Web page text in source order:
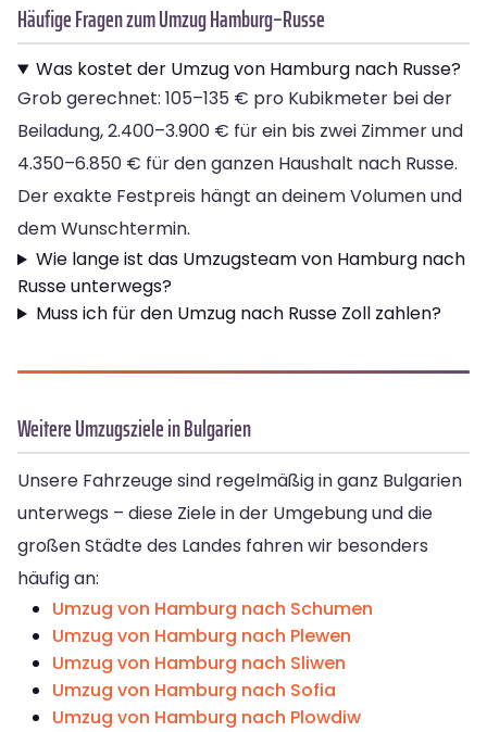
Häufige Fragen zum Umzug Hamburg–Russe
Was kostet der Umzug von Hamburg nach Russe?
Grob gerechnet: 105–135 € pro Kubikmeter bei der
Beiladung, 2.400–3.900 € für ein bis zwei Zimmer und
4.350–6.850 € für den ganzen Haushalt nach Russe.
Der exakte Festpreis hängt an deinem Volumen und
dem Wunschtermin.
Wie lange ist das Umzugsteam von Hamburg nach
Russe unterwegs?
Muss ich für den Umzug nach Russe Zoll zahlen?
Weitere Umzugsziele in Bulgarien
Unsere Fahrzeuge sind regelmäßig in ganz Bulgarien
unterwegs – diese Ziele in der Umgebung und die
großen Städte des Landes fahren wir besonders
häufig an:
Umzug von Hamburg nach Schumen
Umzug von Hamburg nach Plewen
Umzug von Hamburg nach Sliwen
Umzug von Hamburg nach Sofia
Umzug von Hamburg nach Plowdiw